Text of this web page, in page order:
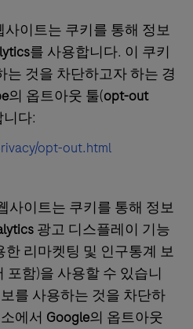
사이트는 쿠키를 통해 정보
를 사용합니다. 이 쿠키
는 것을 차단하고자 하는 경
의 옵트아웃 툴(opt-out
다:
opt-out.html
사이트는 쿠키를 통해 정보
광고 디스플레이 기능
한 리마켓팅 및 인구통계 보
포함)을 사용할 수 있습니
를 사용하는 것을 차단하
에서 Google의 옵트아웃